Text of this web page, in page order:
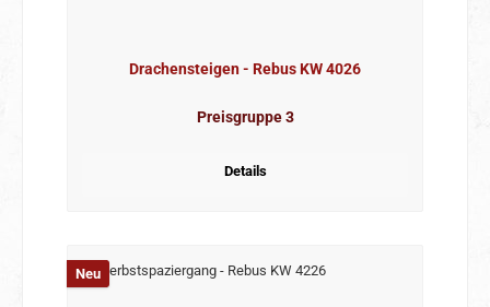
Drachensteigen - Rebus KW 4026
Preisgruppe 3
Details
Neu